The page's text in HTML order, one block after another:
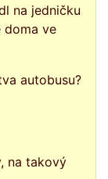
na jedničku
doma ve
na takový